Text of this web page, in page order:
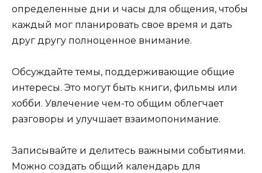
определенные дни и часы для общения, чтобы
каждый мог планировать свое время и дать
друг другу полноценное внимание.
Обсуждайте темы, поддерживающие общие
интересы. Это могут быть книги, фильмы или
хобби. Увлечение чем-то общим облегчает
разговоры и улучшает взаимопонимание.
Записывайте и делитесь важными событиями.
Можно создать общий календарь для